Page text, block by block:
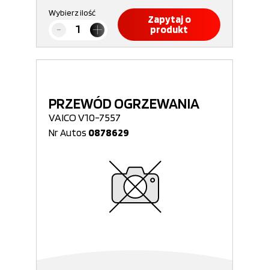
Wybierz ilość
Zapytaj o
produkt
PRZEWÓD OGRZEWANIA
VAICO V10-7557
Nr Autos 0878629